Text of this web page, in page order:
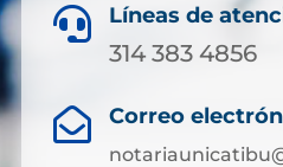
 Líneas de
314 383 4856
 Correo